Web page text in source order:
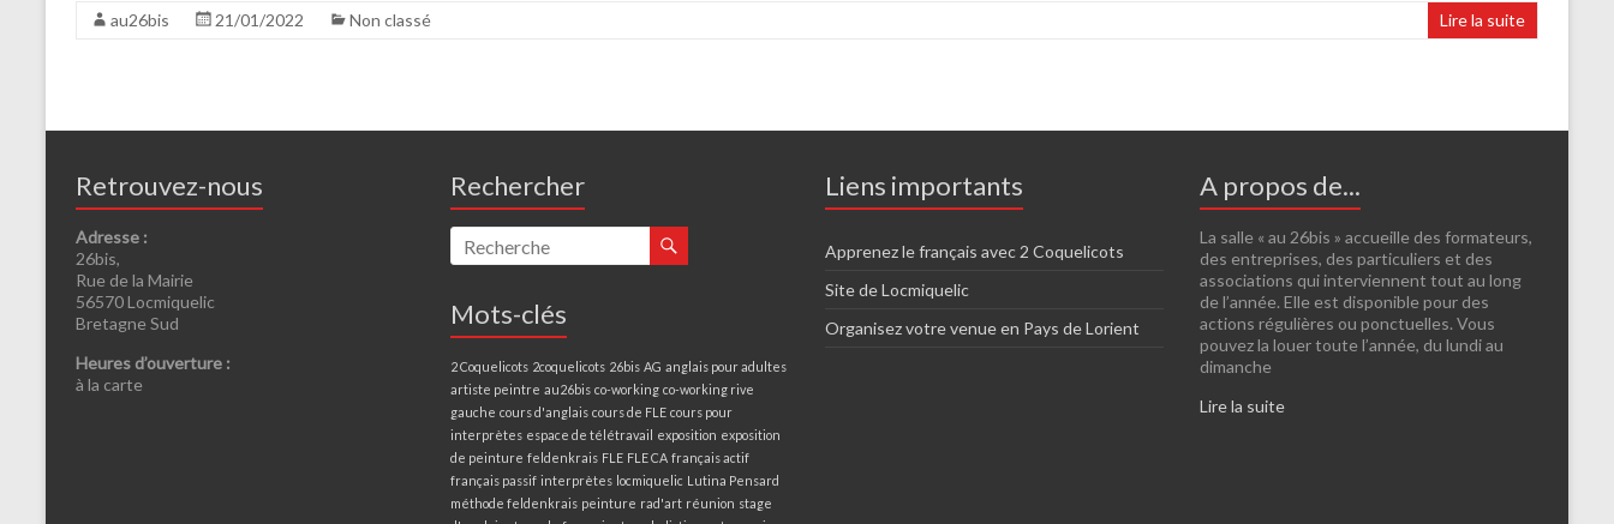
au26bis 21/01/2022 Non classé Lire la suite
Retrouvez-nous
Adresse :
26bis,
Rue de la Mairie
56570 Locmiquelic
Bretagne Sud
Heures d’ouverture :
à la carte
Rechercher
Mots-clés
2 Coquelicots 2coquelicots 26bis AG anglais pour adultes
artiste peintre au26bis co-working co-working rive
gauche cours d'anglais cours de FLE cours pour
interprètes espace de télétravail exposition exposition
de peinture feldenkrais FLE FLE CA français actif
français passif interprètes locmiquelic Lutina Pensard
méthode feldenkrais peinture rad'art réunion stage
Liens importants
Apprenez le français avec 2 Coquelicots
Site de Locmiquelic
Organisez votre venue en Pays de Lorient
A propos de...
La salle « au 26bis » accueille des formateurs,
des entreprises, des particuliers et des
associations qui interviennent tout au long
de l’année. Elle est disponible pour des
actions régulières ou ponctuelles. Vous
pouvez la louer toute l’année, du lundi au
dimanche
Lire la suite